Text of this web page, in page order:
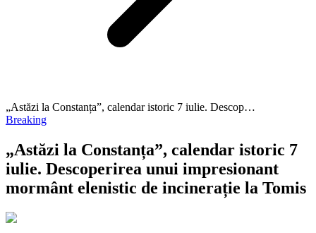
„Astăzi la Constanța”, calendar istoric 7 iulie. Descop…
Breaking
„Astăzi la Constanța”, calendar istoric 7
iulie. Descoperirea unui impresionant
mormânt elenistic de incinerație la Tomis